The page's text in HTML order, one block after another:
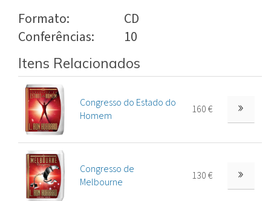
Formato:
CD
Conferências:
10
Itens Relacionados
Congresso do Estado do
Homem
160 €
Congresso de
Melbourne
130 €